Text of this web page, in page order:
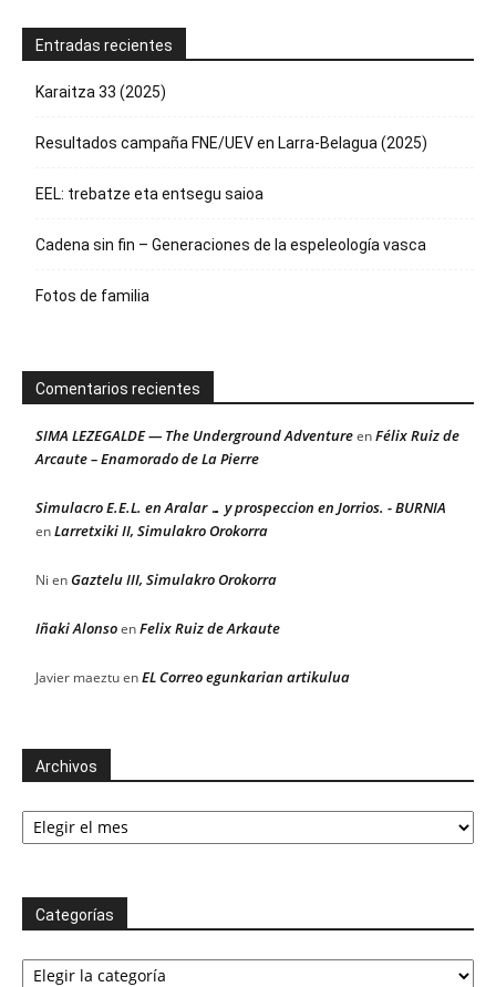
Entradas recientes
Karaitza 33 (2025)
Resultados campaña FNE/UEV en Larra-Belagua (2025)
EEL: trebatze eta entsegu saioa
Cadena sin fin – Generaciones de la espeleología vasca
Fotos de familia
Comentarios recientes
SIMA LEZEGALDE — The Underground AdventureenFélix Ruiz de
Arcaute – Enamorado de La Pierre
Simulacro E.E.L. en Aralar … y prospeccion en Jorrios. - BURNIA
enLarretxiki II, Simulakro Orokorra
Ni enGaztelu III, Simulakro Orokorra
Iñaki AlonsoenFelix Ruiz de Arkaute
Javier maeztuenEL Correo egunkarian artikulua
Archivos
Archivos
Categorías
Categorías